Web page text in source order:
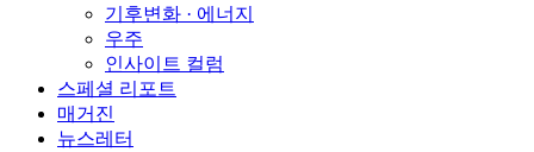
기후변화 · 에너지
우주
인사이트 컬럼
스페셜 리포트
매거진
뉴스레터